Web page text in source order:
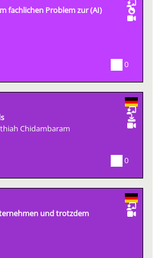
fachlichen Problem zur (AI)
0
Chidambaram
0
und trotzdem